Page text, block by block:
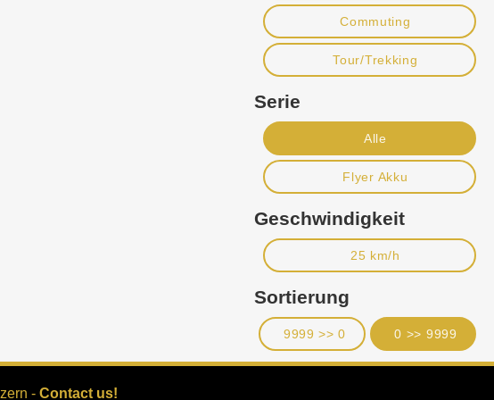
Commuting
Tour/Trekking
Serie
Alle
Flyer Akku
Geschwindigkeit
25 km/h
Sortierung
9999 >> 0 0 >> 9999
- Contact us!